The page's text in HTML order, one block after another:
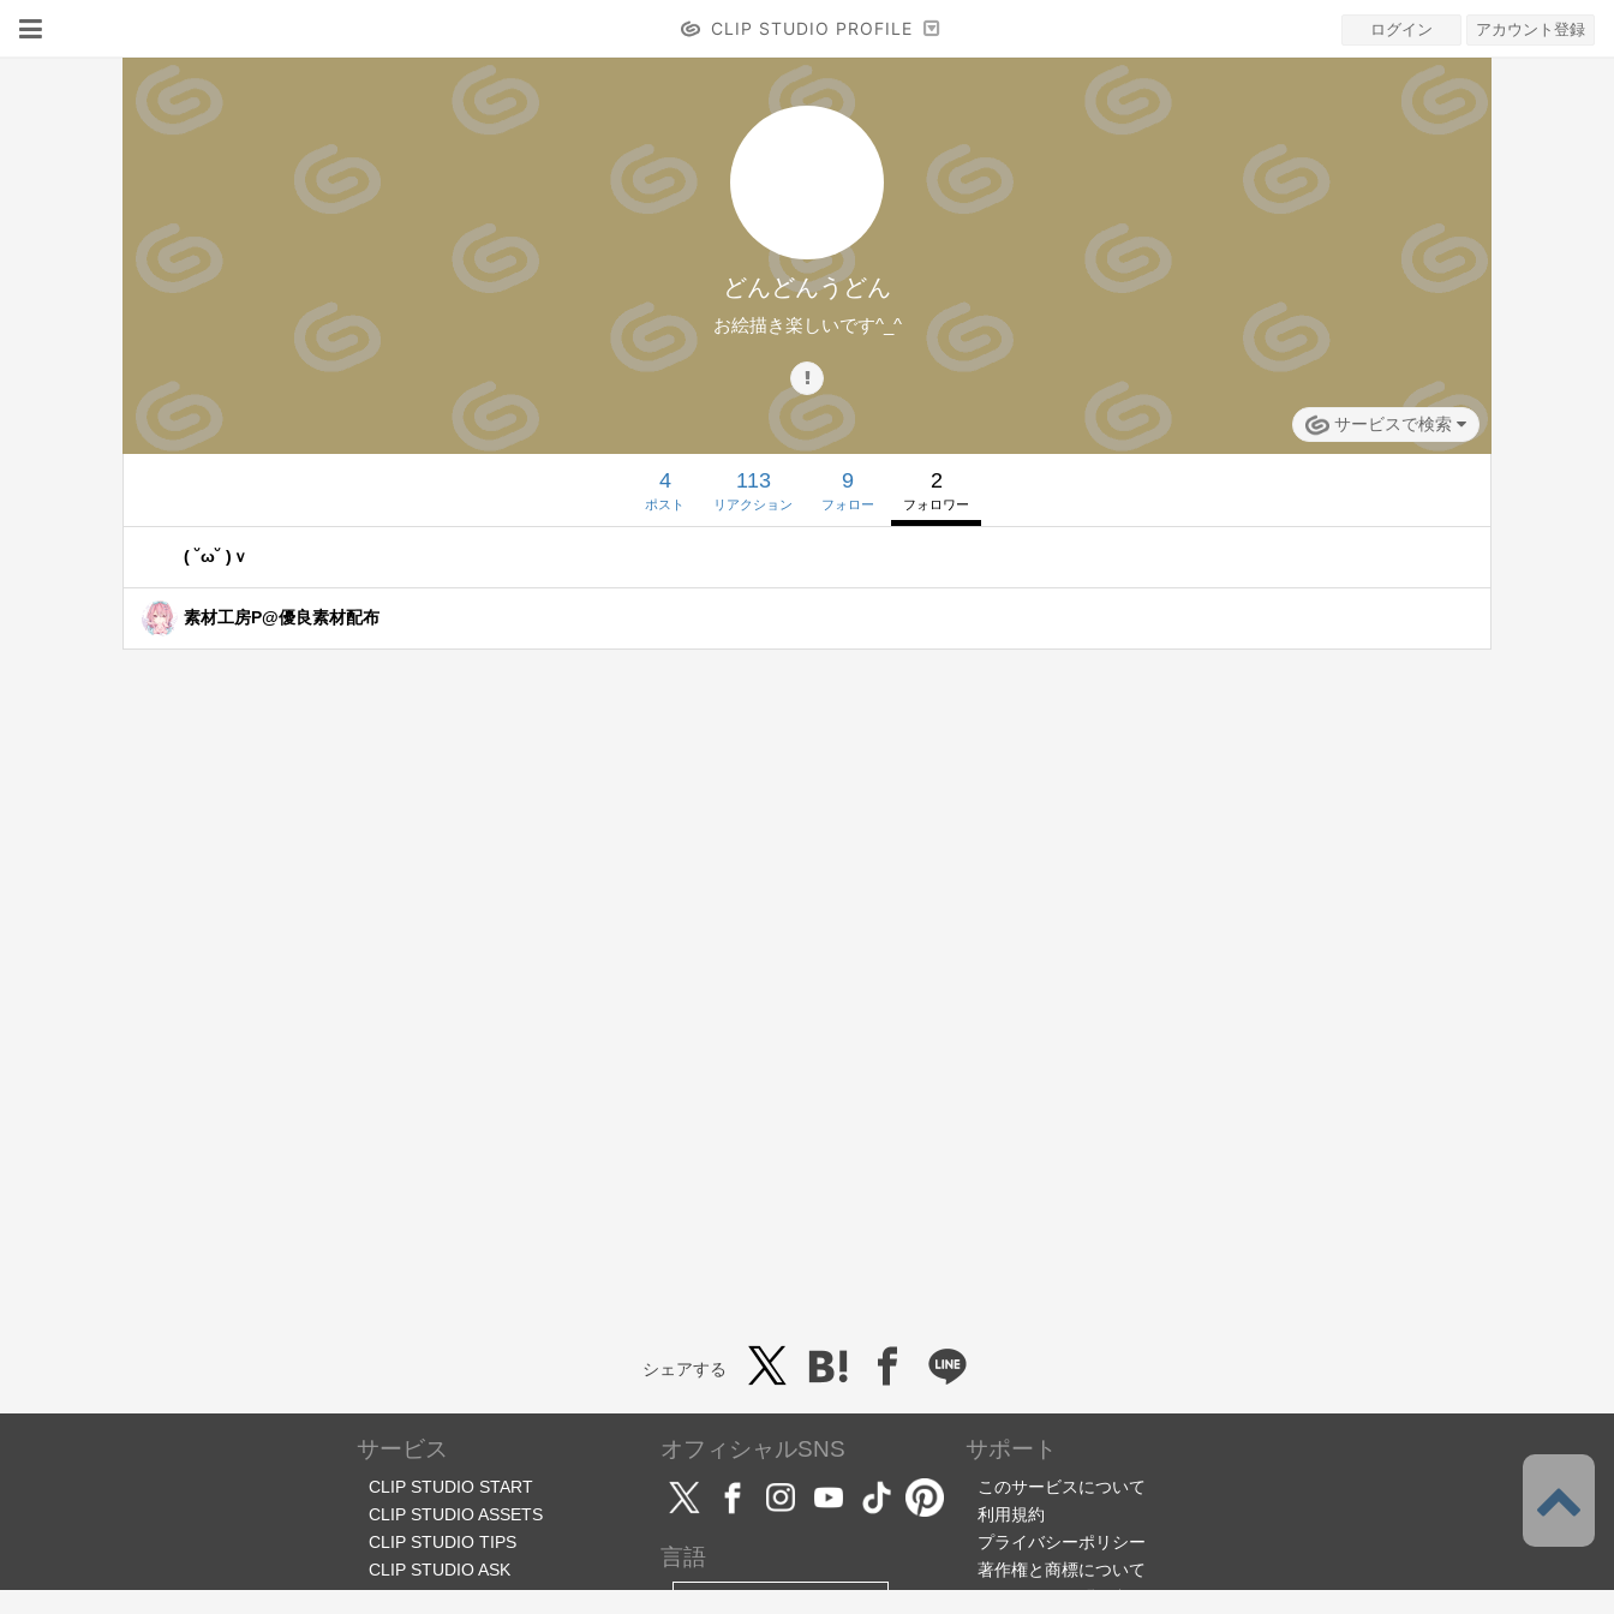
CLIP STUDIO PROFILE ログイン アカウント登録
どんどんうどん
お絵描き楽しいです^_^
サービスで検索
4
ポスト
113
リアクション
9
フォロー
2
フォロワー
( ˘ω˘ )ｖ
素材工房P@優良素材配布
シェアする
サービス
CLIP STUDIO START
CLIP STUDIO ASSETS
CLIP STUDIO TIPS
CLIP STUDIO ASK
オフィシャルSNS
言語
サポート
このサービスについて
利用規約
プライバシーポリシー
著作権と商標について